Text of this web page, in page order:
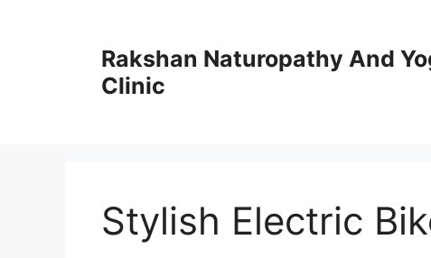
Rakshan Naturopathy And
Clinic
Stylish Electric